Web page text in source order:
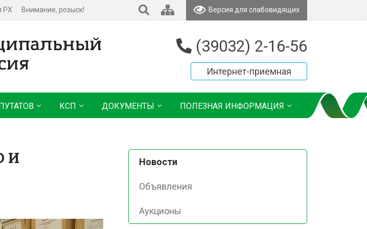
РХ Внимание, розыск! Версия для слабовидящих
(39032) 2-16-56
Интернет-приемная
КСП ДОКУМЕНТЫ ПОЛЕЗНАЯ ИНФОРМАЦИЯ
И
Новости
Объявления
Аукционы